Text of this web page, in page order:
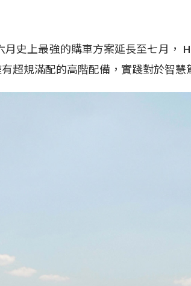
史上最強的購車方案延長至七月，
超規滿配的高階配備，實踐對於智慧